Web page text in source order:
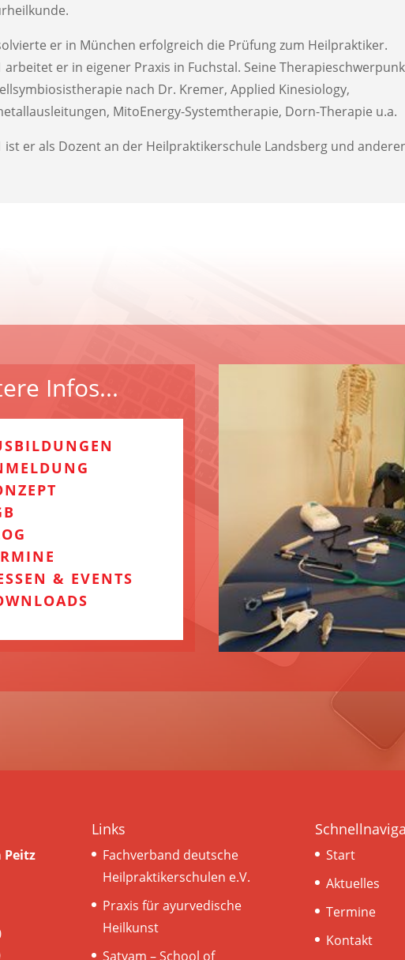
er in München erfolgreich die Prüfung zum Heilpraktiker.
arbeitet er in eigener Praxis in Fuchstal. Seine
nach Dr. Kremer, Applied Kinesiology,
MitoEnergy-Systemtherapie, Dorn-Therapie u.a.
ist er als Dozent an der Heilpraktikerschule Landsberg und
Infos...
& EVENTS
Peitz
Links
Fachverband deutsche
Heilpraktikerschulen e.V.
Praxis für ayurvedische
Heilkunst
Satyam – School of
Start
Aktuelles
Termine
Kontakt